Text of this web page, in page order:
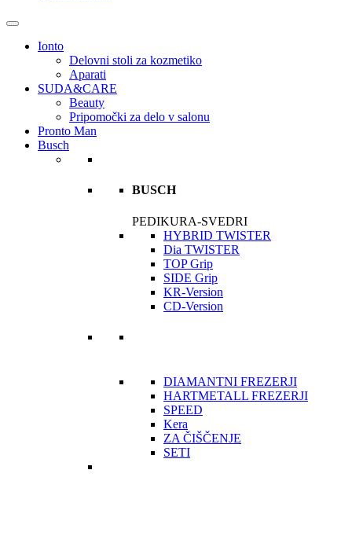
Ionto
Delovni stoli za kozmetiko
Aparati
SUDA&CARE
Beauty
Pripomočki za delo v salonu
Pronto Man
Busch
BUSCH
PEDIKURA-SVEDRI
HYBRID TWISTER
Dia TWISTER
TOP Grip
SIDE Grip
KR-Version
CD-Version
DIAMANTNI FREZERJI
HARTMETALL FREZERJI
SPEED
Kera
ZA ČIŠČENJE
SETI